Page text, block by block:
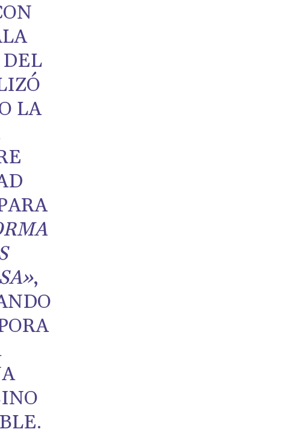
LA
,